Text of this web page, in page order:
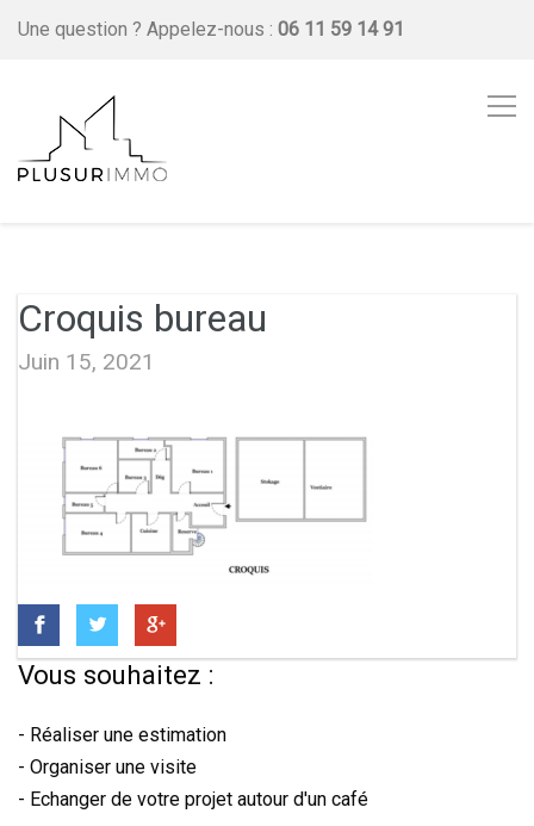
Une question ? Appelez-nous : 06 11 59 14 91
Croquis bureau
Juin 15, 2021
Vous souhaitez :
- Réaliser une estimation
- Organiser une visite
- Echanger de votre projet autour d'un café